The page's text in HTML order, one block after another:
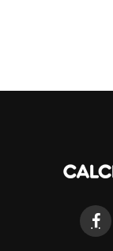
le
da
palo e